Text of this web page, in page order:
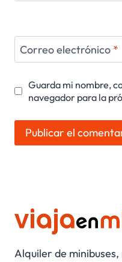
Correo electrónico *
Guarda mi nombre,
navegador para la
Alquiler de